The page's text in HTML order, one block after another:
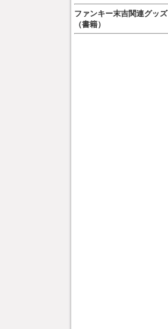
ファンキー末吉関連グッズ
（書籍）